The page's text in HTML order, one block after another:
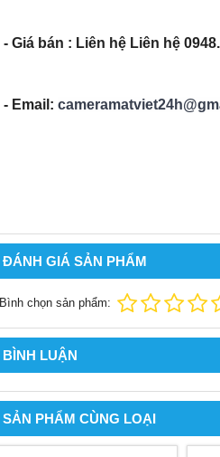
- Giá bán : Liên hệ Liên hệ
- Email:
ĐÁNH GIÁ SẢN PHẨM
Bình chọn sản phẩm:
BÌNH LUẬN
SẢN PHẨM CÙNG LOẠI